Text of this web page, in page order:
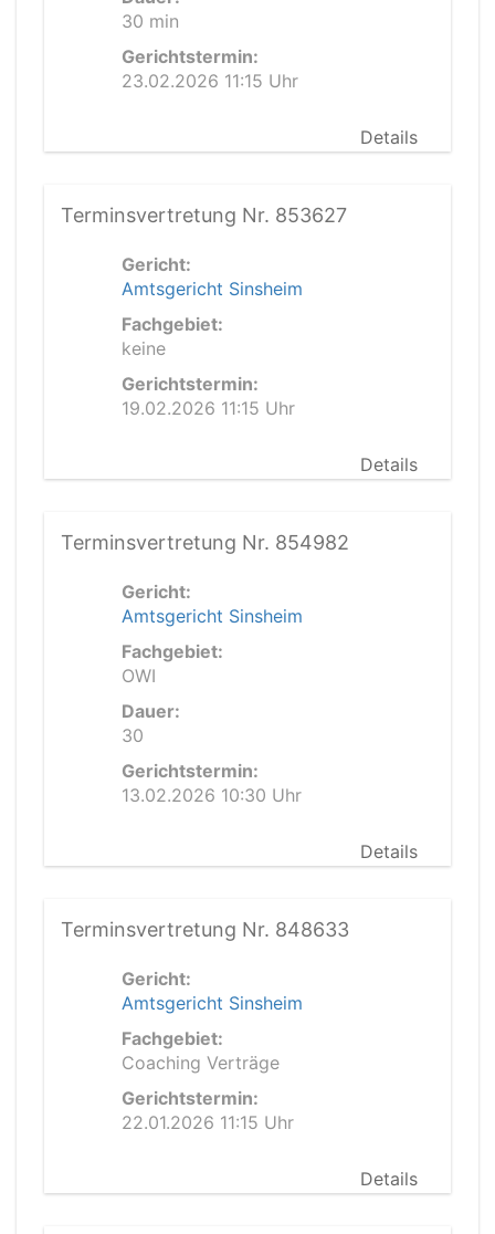
30 min
Gerichtstermin:
23.02.2026 11:15 Uhr
Details
Terminsvertretung Nr. 853627
Gericht:
Amtsgericht Sinsheim
Fachgebiet:
keine
Gerichtstermin:
19.02.2026 11:15 Uhr
Details
Terminsvertretung Nr. 854982
Gericht:
Amtsgericht Sinsheim
Fachgebiet:
OWI
Dauer:
30
Gerichtstermin:
13.02.2026 10:30 Uhr
Details
Terminsvertretung Nr. 848633
Gericht:
Amtsgericht Sinsheim
Fachgebiet:
Coaching Verträge
Gerichtstermin:
22.01.2026 11:15 Uhr
Details